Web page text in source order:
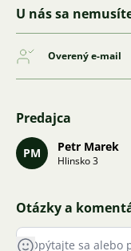
U nás sa
Overený e-mail
Predajca
PM Petr Marek
Hlinsko 3
Otázky a